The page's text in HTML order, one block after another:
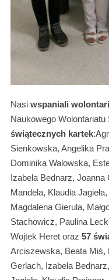
Nasi wspaniali
Naukowego
świątecznych kartek
Sienkowska, Angelika
Dominika Walowska,
Izabela Bednarz,
Mandela, Klaudia
Magdalena Gierula,
Stachowicz, Paulina
Wojtek Heret oraz 57
Arciszewska, Beata Miś,
Gerlach, Izabela